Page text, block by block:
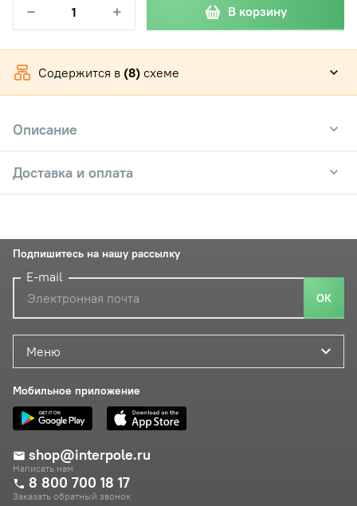
− + В корзину
Содержится в (8) схеме
Описание
Доставка и оплата
Меню
Мобильное приложение
shop@interpole.ru
Написать нам
8 800 700 18 17
Заказать обратный звонок
Подпишитесь на нашу рассылку
E-mail
ОК